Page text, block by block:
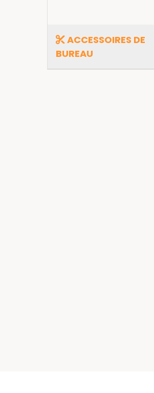
ACCESSOIRES DE
BUREAU